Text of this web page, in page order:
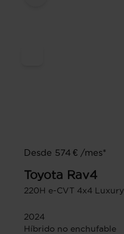
Desde 574 € /mes*
Toyota Rav4
220H e-CVT 4x4 Luxury
2024
Híbrido no enchufable